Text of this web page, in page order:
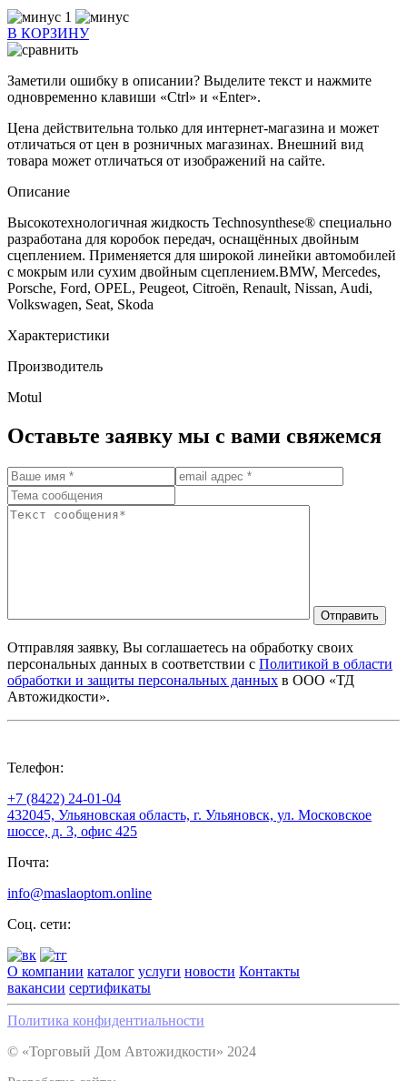
1
В КОРЗИНУ
Заметили ошибку в описании? Выделите текст и нажмите
одновременно клавиши «Ctrl» и «Enter».
Цена действительна только для интернет-магазина и может
отличаться от цен в розничных магазинах. Внешний вид
товара может отличаться от изображений на сайте.
Описание
Высокотехнологичная жидкость Technosynthese® специально
разработана для коробок передач, оснащённых двойным
сцеплением. Применяется для широкой линейки автомобилей
с мокрым или сухим двойным сцеплением.BMW, Mercedes,
Porsche, Ford, OPEL, Peugeot, Citroën, Renault, Nissan, Audi,
Volkswagen, Seat, Skoda
Характеристики
Производитель
Motul
Оставьте заявку мы с вами свяжемся
Отправить
Отправляя заявку, Вы соглашаетесь на обработку своих
персональных данных в соответствии с Политикой в области
обработки и защиты персональных данных в ООО «ТД
Автожидкости».
Телефон:
+7 (8422) 24-01-04
432045, Ульяновская область, г. Ульяновск, ул. Московское
шоссе, д. 3, офис 425
Почта:
info@maslaoptom.online
Соц. сети:
О компании каталог услуги новости Контакты
вакансии сертификаты
Политика конфидентиальности
© «Торговый Дом Автожидкости» 2024